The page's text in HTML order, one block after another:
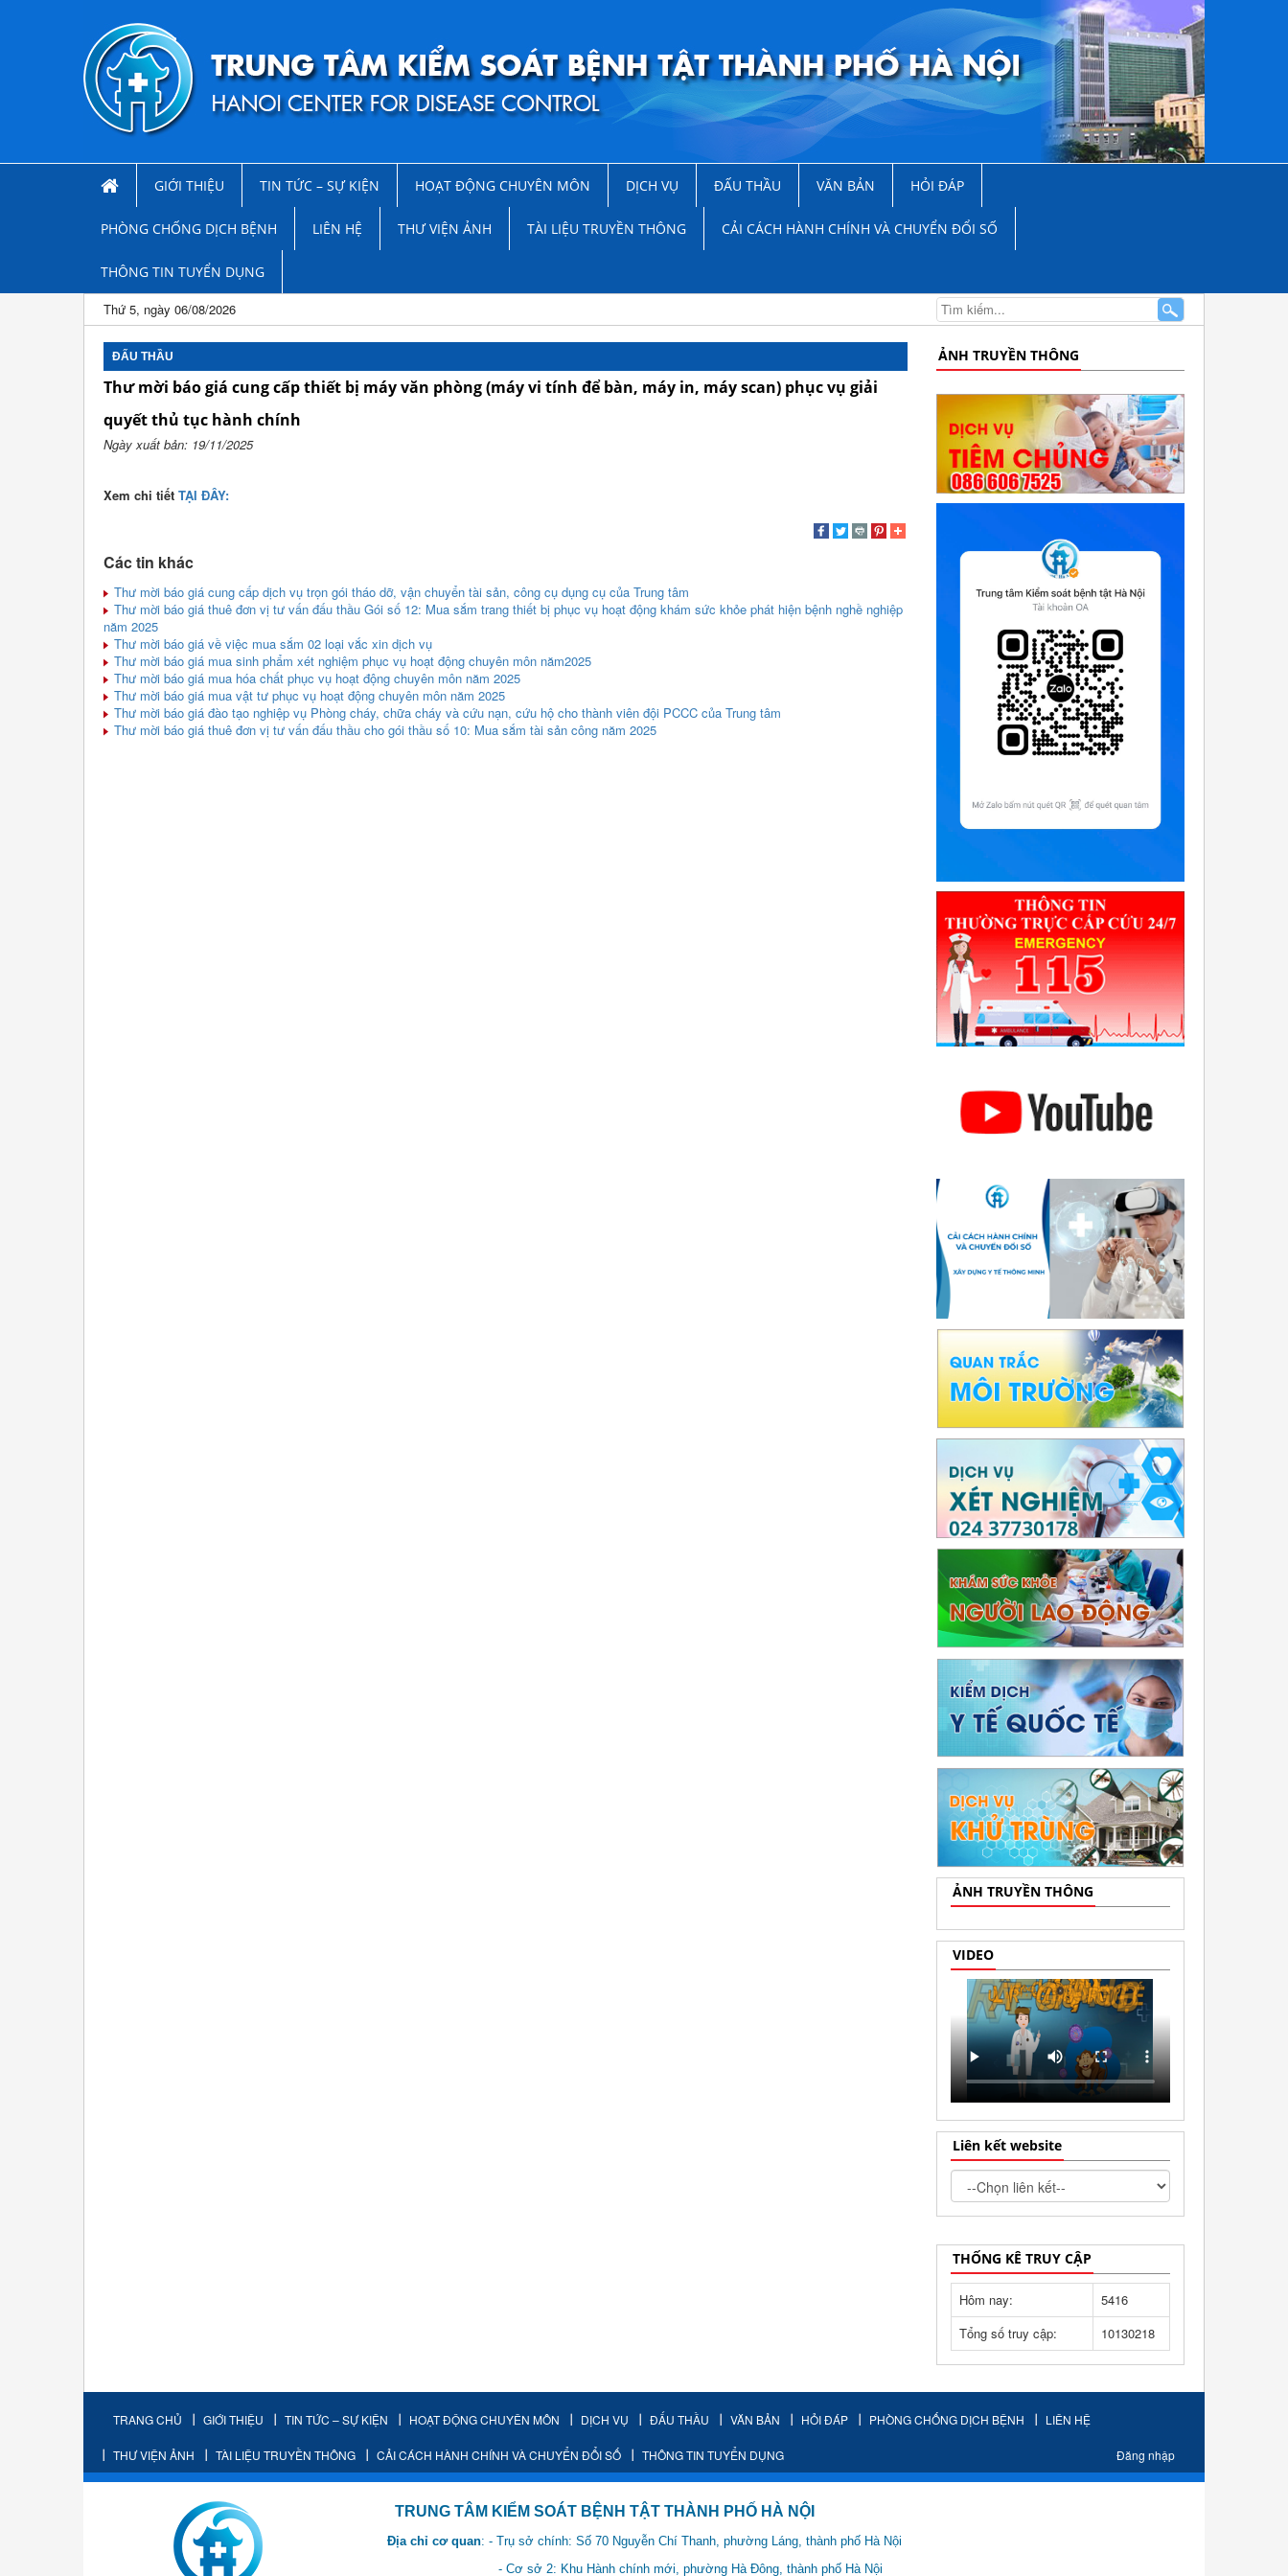
GIỚI THIỆU TIN TỨC – SỰ KIỆN HOẠT ĐỘNG CHUYÊN MÔN DỊCH VỤ ĐẤU THẦU VĂN BẢN HỎI ĐÁP
PHÒNG CHỐNG DỊCH BỆNH LIÊN HỆ THƯ VIỆN ẢNH TÀI LIỆU TRUYỀN THÔNG CẢI CÁCH HÀNH CHÍNH VÀ CHUYỂN ĐỔI SỐ
THÔNG TIN TUYỂN DỤNG
Thứ 5, ngày 06/08/2026
ĐẤU THẦU
Thư mời báo giá cung cấp thiết bị máy văn phòng (máy vi tính để bàn, máy in, máy scan) phục vụ giải
quyết thủ tục hành chính
Ngày xuất bản: 19/11/2025
Xem chi tiết TẠI ĐÂY:
Các tin khác
Thư mời báo giá cung cấp dịch vụ trọn gói tháo dỡ, vận chuyển tài sản, công cụ dụng cụ của Trung tâm
Thư mời báo giá thuê đơn vị tư vấn đấu thầu Gói số 12: Mua sắm trang thiết bị phục vụ hoạt động khám sức khỏe phát hiện bệnh nghề nghiệp
năm 2025
Thư mời báo giá về việc mua sắm 02 loại vắc xin dịch vụ
Thư mời báo giá mua sinh phẩm xét nghiệm phục vụ hoạt động chuyên môn năm2025
Thư mời báo giá mua hóa chất phục vụ hoạt động chuyên môn năm 2025
Thư mời báo giá mua vật tư phục vụ hoạt động chuyên môn năm 2025
Thư mời báo giá đào tạo nghiệp vụ Phòng cháy, chữa cháy và cứu nạn, cứu hộ cho thành viên đội PCCC của Trung tâm
Thư mời báo giá thuê đơn vị tư vấn đấu thầu cho gói thầu số 10: Mua sắm tài sản công năm 2025
ẢNH TRUYỀN THÔNG
ẢNH TRUYỀN THÔNG
VIDEO
Liên kết website
THỐNG KÊ TRUY CẬP
Hôm nay:
5416
Tổng số truy cập:
10130218
TRANG CHỦ GIỚI THIỆU TIN TỨC – SỰ KIỆN HOẠT ĐỘNG CHUYÊN MÔN DỊCH VỤ ĐẤU THẦU VĂN BẢN HỎI ĐÁP PHÒNG CHỐNG DỊCH BỆNH LIÊN HỆ
THƯ VIỆN ẢNH TÀI LIỆU TRUYỀN THÔNG CẢI CÁCH HÀNH CHÍNH VÀ CHUYỂN ĐỔI SỐ THÔNG TIN TUYỂN DỤNG Đăng nhập
TRUNG TÂM KIỂM SOÁT BỆNH TẬT THÀNH PHỐ HÀ NỘI
Địa chỉ cơ quan: - Trụ sở chính: Số 70 Nguyễn Chí Thanh, phường Láng, thành phố Hà Nội
- Cơ sở 2: Khu Hành chính mới, phường Hà Đông, thành phố Hà Nội